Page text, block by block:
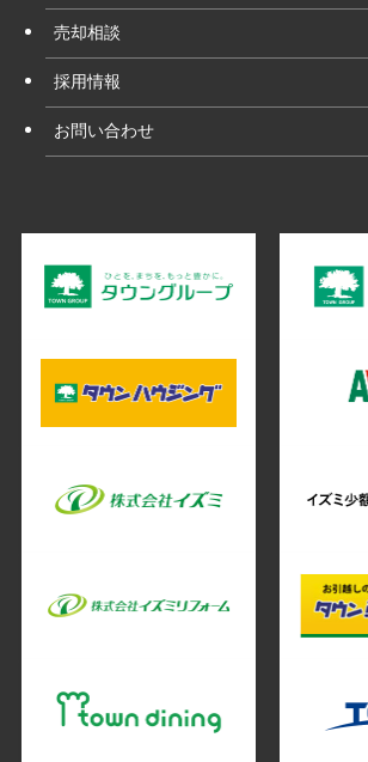
売却相談
採用情報
お問い合わせ